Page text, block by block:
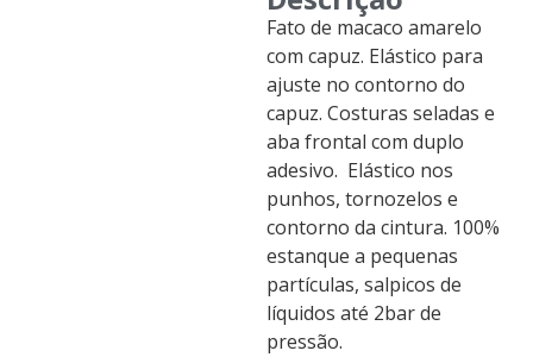
Fato de macaco amarelo
com capuz. Elástico para
ajuste no contorno do
capuz. Costuras seladas e
aba frontal com duplo
adesivo. Elástico nos
punhos, tornozelos e
contorno da cintura. 100%
estanque a pequenas
partículas, salpicos de
líquidos até 2bar de
pressão.